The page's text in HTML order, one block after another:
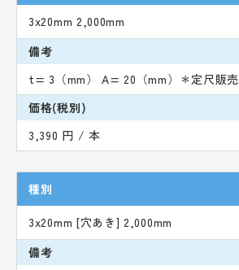
3x20mm 2,000mm
備考
t= 3（mm） A= 20（mm）＊定尺販売
価格(税別)
3,390 円 / 本
種別
3x20mm [穴あき] 2,000mm
備考